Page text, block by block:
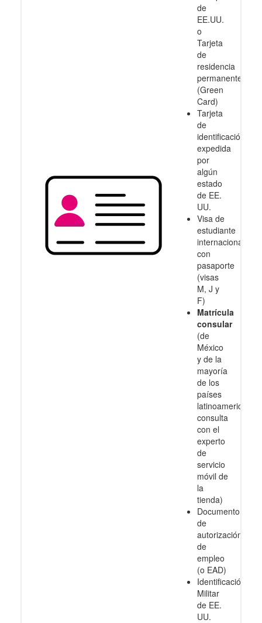
de
EE.UU.
o
Tarjeta
de
residencia
permanente
(Green
Card)
Tarjeta
de
identificación
expedida
por
algún
estado
de EE.
UU.
Visa de
estudiante
internacional
con
pasaporte
(visas
M, J y
F)
Matrícula
consular
(de
México
y de la
mayoría
de los
países
latinoamericanos,
consulta
con el
experto
de
servicio
móvil de
la
tienda)
Documento
de
autorización
de
empleo
(o EAD)
Identificación
Militar
de EE.
UU.